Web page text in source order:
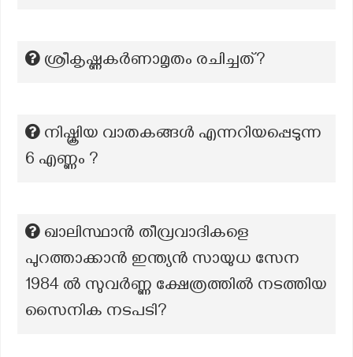
ശ്രീകൃഷ്ണകർണാമൃതം രചിച്ചത്?
നിഷ്ക്രിയ വാതകങ്ങൾ എന്നറിയപ്പെടുന്ന
6 എണ്ണം ?
ഖാലിസ്ഥാൻ തീവ്രവാദികളെ
പുറത്താക്കാൻ ഇന്ത്യൻ സായുധ സേന
1984 ൽ സുവർണ്ണ ക്ഷേത്രത്തിൽ നടത്തിയ
സൈനിക നടപടി?